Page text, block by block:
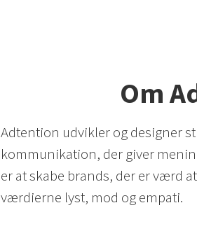
Om
Adtention udvikler og designer
kommunikation, der giver
er at skabe brands, der er værd
værdierne lyst, mod og empati.